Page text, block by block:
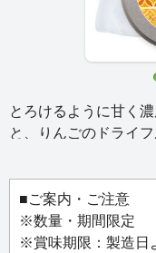
とろけるように甘く
と、りんごのドライ
ツの華やかな香りと
ティータイムを彩り
す。
■ご案内・ご注意
※数量・期間限定
※賞味期限：製造日